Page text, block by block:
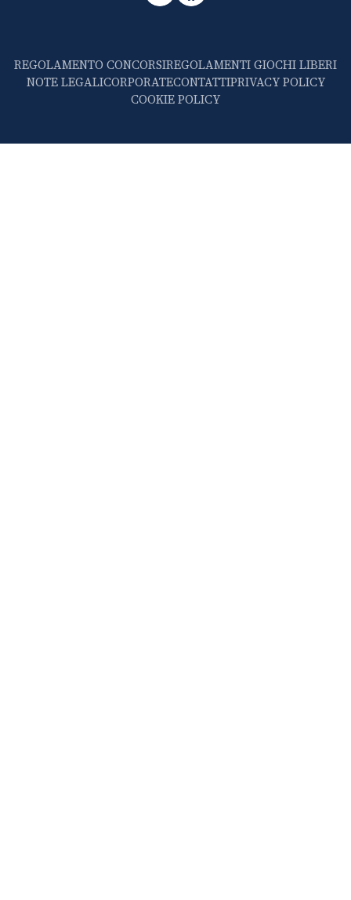
REGOLAMENTO CONCORSIREGOLAMENTI GIOCHI LIBERI
NOTE LEGALICORPORATECONTATTIPRIVACY POLICY
COOKIE POLICY